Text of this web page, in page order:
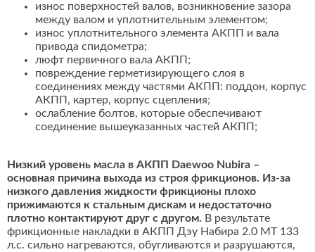
износ поверхностей валов, возникновение зазора
между валом и уплотнительным элементом;
износ уплотнительного элемента АКПП и вала
привода спидометра;
люфт первичного вала АКПП;
повреждение герметизирующего слоя в
соединениях между частями АКПП: поддон, корпус
АКПП, картер, корпус сцепления;
ослабление болтов, которые обеспечивают
соединение вышеуказанных частей АКПП;
Низкий уровень масла в АКПП Daewoo Nubira –
основная причина выхода из строя фрикционов. Из-за
низкого давления жидкости фрикционы плохо
прижимаются к стальным дискам и недостаточно
плотно контактируют друг с другом. В результате
фрикционные накладки в АКПП Дэу Набира 2.0 MT 133
л.с. сильно нагреваются, обугливаются и разрушаются,